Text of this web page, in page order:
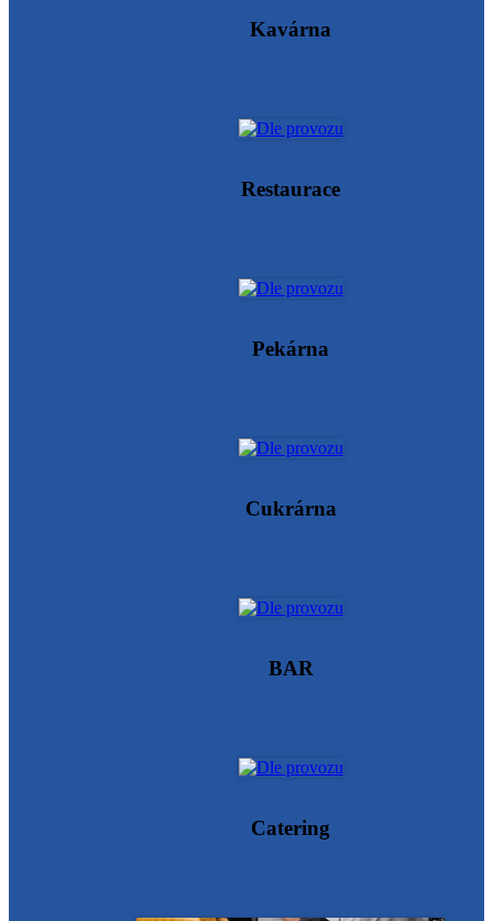
Kavárna
Restaurace
Pekárna
Cukrárna
BAR
Catering